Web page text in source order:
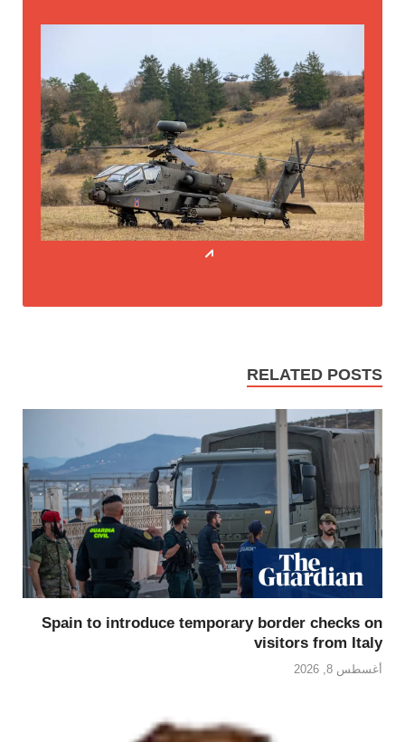
RELATED POSTS
Spain to introduce temporary border checks on
visitors from Italy
أغسطس 8, 2026